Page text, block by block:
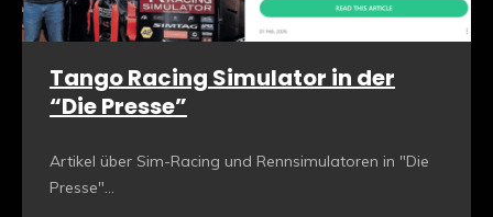
Tango Racing Simulator in der
“Die Presse”
Artikel über Sim-Racing und Rennsimulatoren in "Die
Presse"...